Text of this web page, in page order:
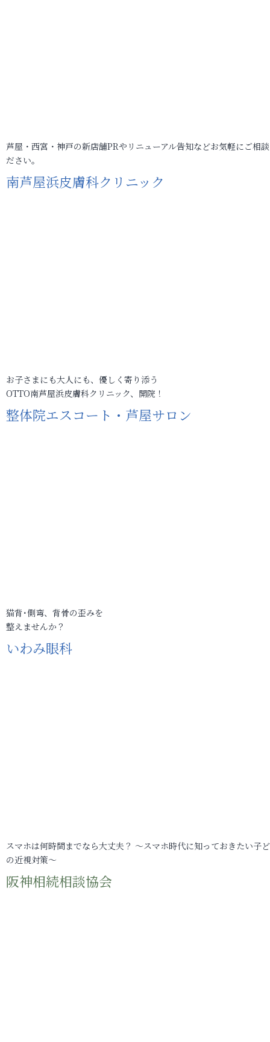
芦屋・西宮・神戸の新店舗PRやリニューアル告知などお気軽にご相
ださい。
南芦屋浜皮膚科クリニック
お子さまにも大人にも、優しく寄り添う
OTTO南芦屋浜皮膚科クリニック、開院！
整体院エスコート・芦屋サロン
猫背･側弯、背骨の歪みを
整えませんか？
いわみ眼科
スマホは何時間までなら大丈夫？ ～スマホ時代に知っておきたい子
の近視対策～
阪神相続相談協会